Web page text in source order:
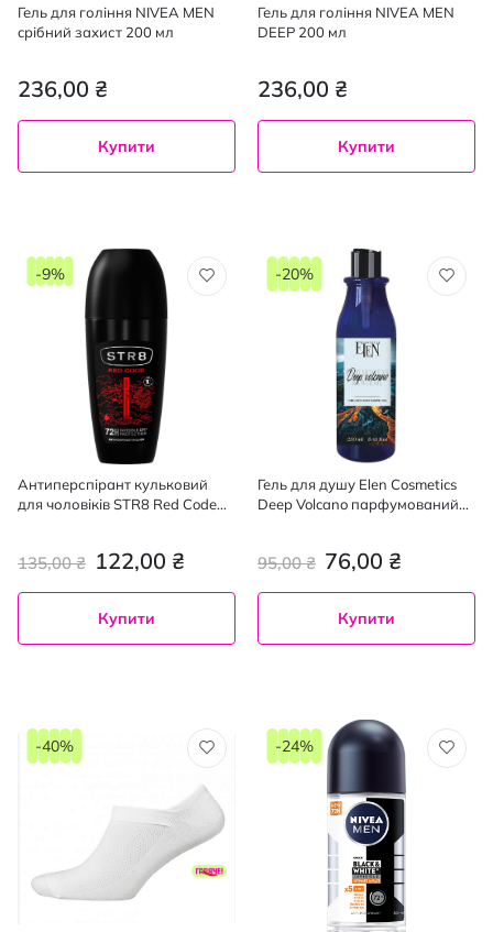
Гель для гоління NIVEA MEN
cрібний захист 200 мл
236,00 ₴
Купити
Гель для гоління NIVEA MEN
DEEP 200 мл
236,00 ₴
Купити
Антиперспірант кульковий
для чоловіків STR8 Red Code
122,00 ₴
135,00 ₴
-9%
Купити
Гель для душу Elen Cosmetics
Deep Volcano парфумований
76,00 ₴
95,00 ₴
-20%
Купити
-40% -24%